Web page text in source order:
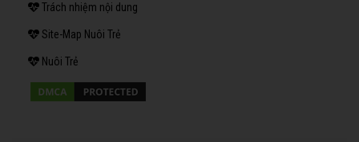
Trách nhiệm nội dung
Site-Map Nuôi Trẻ
Nuôi Trẻ